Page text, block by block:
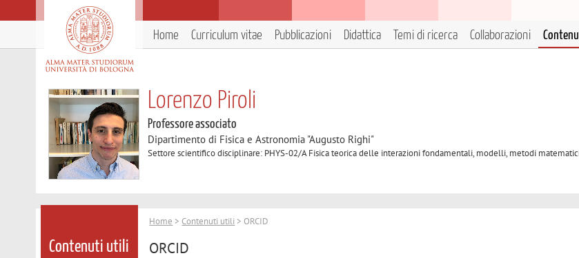
Home Curriculum vitae Pubblicazioni Didattica Temi di ricerca Collaborazioni
Lorenzo Piroli
Professore associato
Dipartimento di Fisica e Astronomia "Augusto Righi"
Settore scientifico disciplinare: PHYS-02/A Fisica teorica delle interazioni fondamentali, modelli, metodi
Contenuti utili
Home >Contenuti utili > ORCID
ORCID